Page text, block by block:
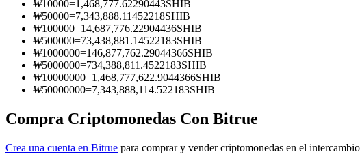
Conviértete en un Trader de Copia
₩10000=1,468,777.62290443SHIB
₩50000=7,343,888.11452218SHIB
₩100000=14,687,776.22904436SHIB
₩500000=73,438,881.14522183SHIB
₩1000000=146,877,762.29044366SHIB
₩5000000=734,388,811.4522183SHIB
₩10000000=1,468,777,622.9044366SHIB
₩50000000=7,343,888,114.522183SHIB
Compra Criptomonedas Con Bitrue
Crea una cuenta en Bitrue para comprar y vender criptomonedas en el